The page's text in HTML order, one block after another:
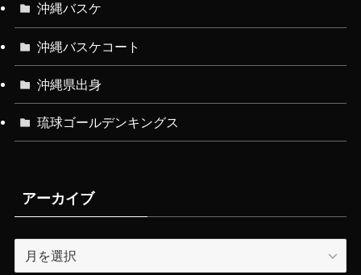
沖縄バスケ
沖縄バスケコート
沖縄県出身
琉球ゴールデンキングス
アーカイブ
ー